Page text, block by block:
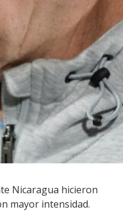
Nicaragua hicieron
mayor intensidad.